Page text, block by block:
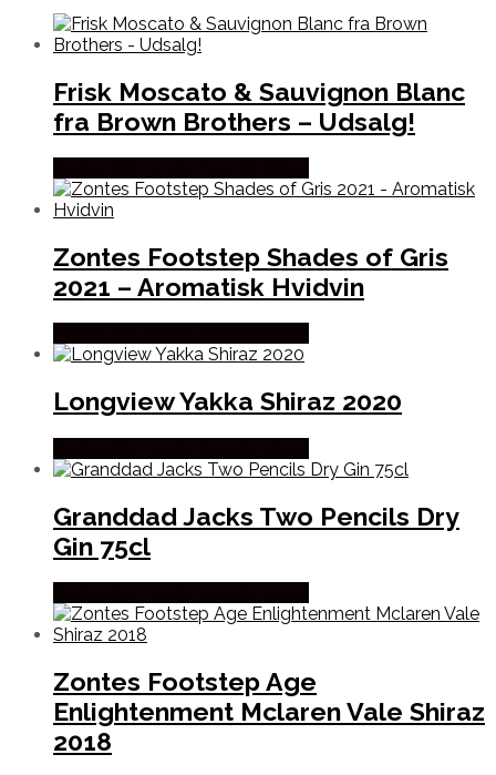
Frisk Moscato & Sauvignon Blanc
fra Brown Brothers – Udsalg!
Zontes Footstep Shades of Gris
2021 – Aromatisk Hvidvin
Longview Yakka Shiraz 2020
Granddad Jacks Two Pencils Dry
Gin 75cl
Zontes Footstep Age
Enlightenment Mclaren Vale Shiraz
2018